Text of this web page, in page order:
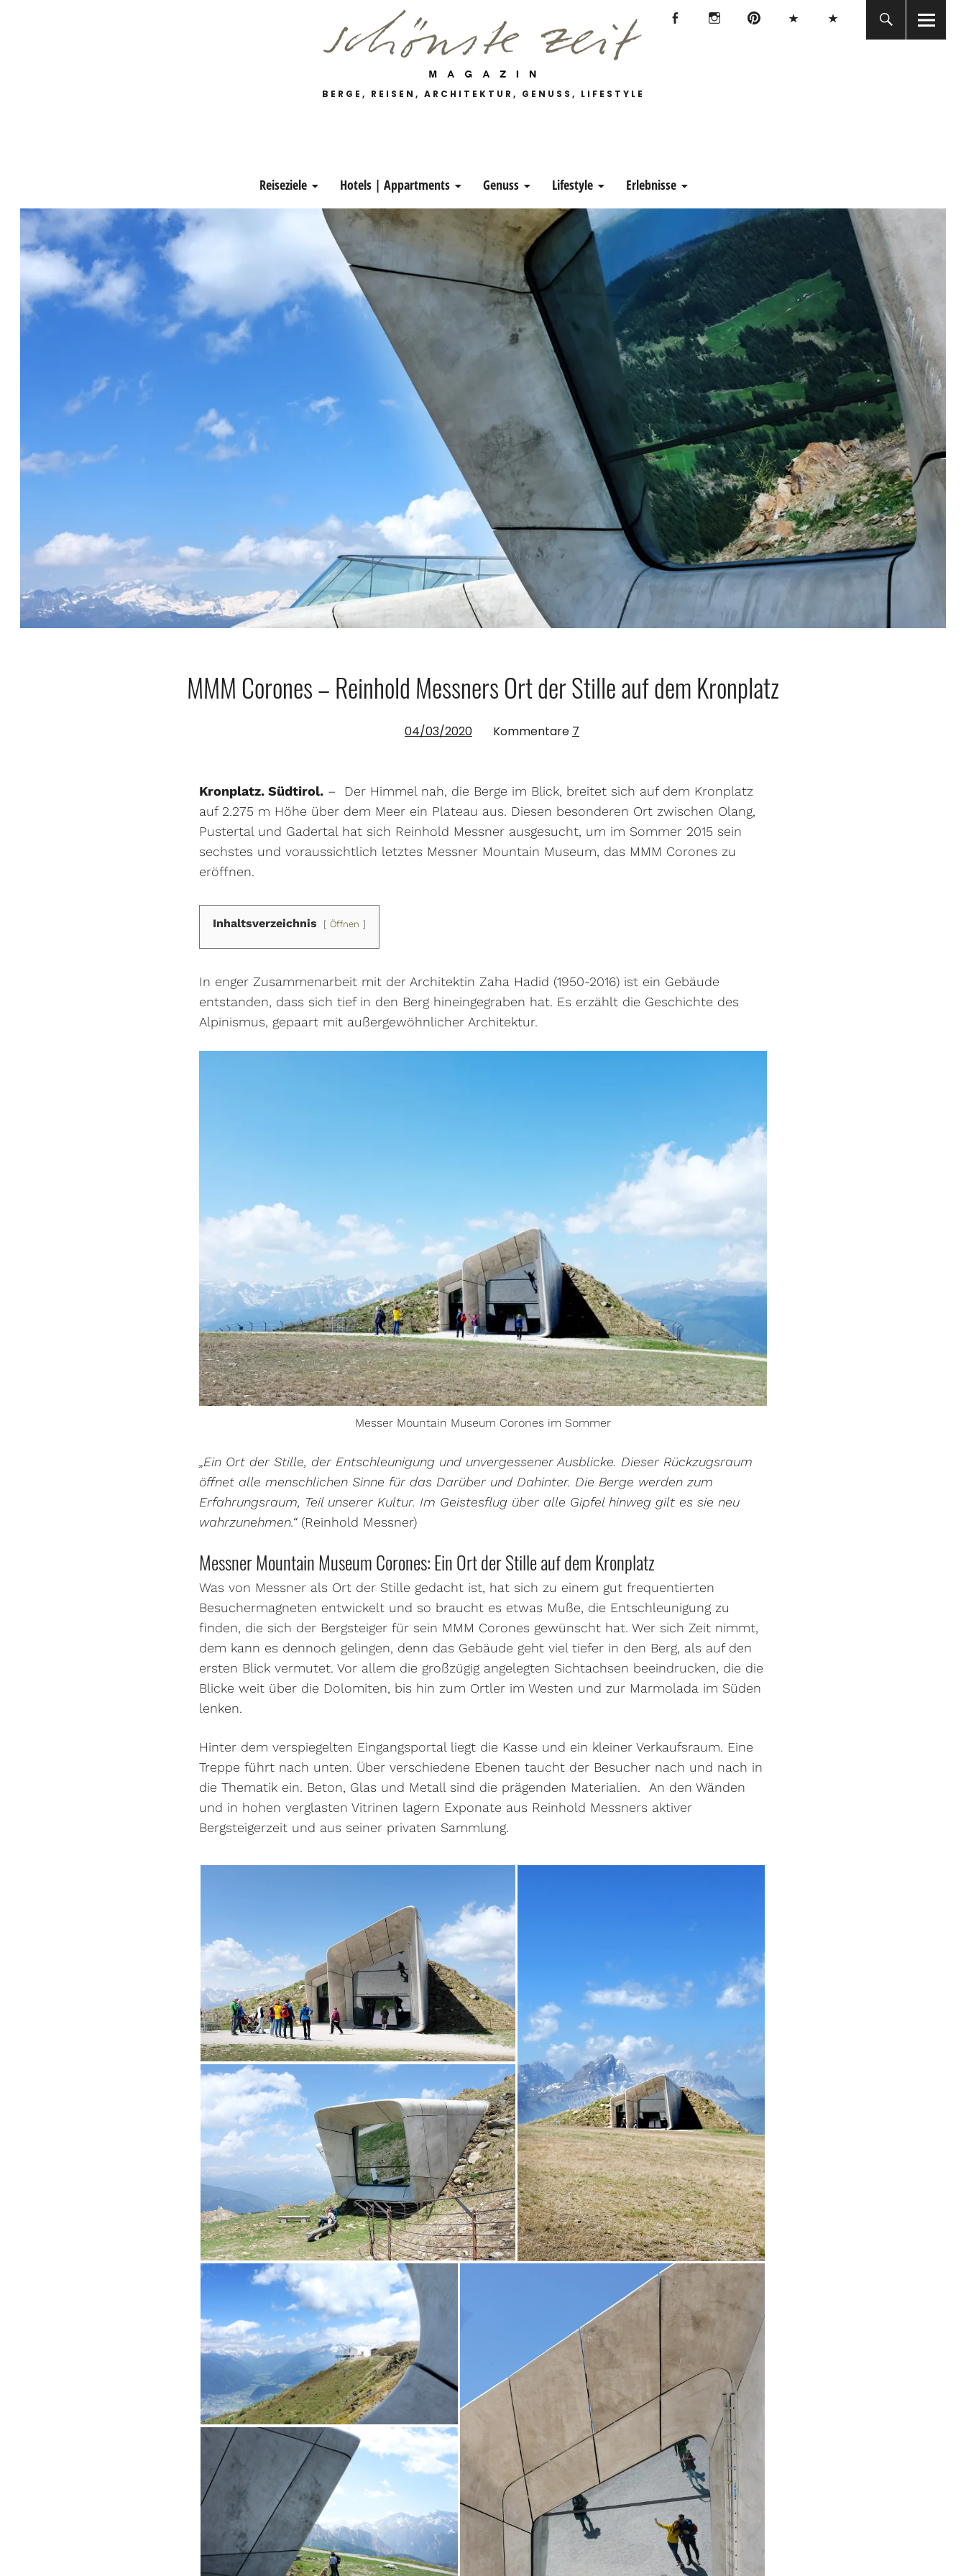
Schönste Zeit Magazin
BERGE, REISEN, ARCHITEKTUR, GENUSS, LIFESTYLE
Reiseziele Hotels | Appartments Genuss Lifestyle Erlebnisse
MMM Corones – Reinhold Messners Ort der Stille auf dem Kronplatz
04/03/2020 Kommentare 7
Kronplatz. Südtirol. – Der Himmel nah, die Berge im Blick, breitet sich auf dem Kronplatz
auf 2.275 m Höhe über dem Meer ein Plateau aus. Diesen besonderen Ort zwischen Olang,
Pustertal und Gadertal hat sich Reinhold Messner ausgesucht, um im Sommer 2015 sein
sechstes und voraussichtlich letztes Messner Mountain Museum, das MMM Corones zu
eröffnen.
Inhaltsverzeichnis Öffnen
In enger Zusammenarbeit mit der Architektin Zaha Hadid (1950-2016) ist ein Gebäude
entstanden, dass sich tief in den Berg hineingegraben hat. Es erzählt die Geschichte des
Alpinismus, gepaart mit außergewöhnlicher Architektur.
Messer Mountain Museum Corones im Sommer
„Ein Ort der Stille, der Entschleunigung und unvergessener Ausblicke. Dieser Rückzugsraum
öffnet alle menschlichen Sinne für das Darüber und Dahinter. Die Berge werden zum
Erfahrungsraum, Teil unserer Kultur. Im Geistesflug über alle Gipfel hinweg gilt es sie neu
wahrzunehmen.“ (Reinhold Messner)
Messner Mountain Museum Corones: Ein Ort der Stille auf dem Kronplatz
Was von Messner als Ort der Stille gedacht ist, hat sich zu einem gut frequentierten
Besuchermagneten entwickelt und so braucht es etwas Muße, die Entschleunigung zu
finden, die sich der Bergsteiger für sein MMM Corones gewünscht hat. Wer sich Zeit nimmt,
dem kann es dennoch gelingen, denn das Gebäude geht viel tiefer in den Berg, als auf den
ersten Blick vermutet. Vor allem die großzügig angelegten Sichtachsen beeindrucken, die die
Blicke weit über die Dolomiten, bis hin zum Ortler im Westen und zur Marmolada im Süden
lenken.
Hinter dem verspiegelten Eingangsportal liegt die Kasse und ein kleiner Verkaufsraum. Eine
Treppe führt nach unten. Über verschiedene Ebenen taucht der Besucher nach und nach in
die Thematik ein. Beton, Glas und Metall sind die prägenden Materialien. An den Wänden
und in hohen verglasten Vitrinen lagern Exponate aus Reinhold Messners aktiver
Bergsteigerzeit und aus seiner privaten Sammlung.